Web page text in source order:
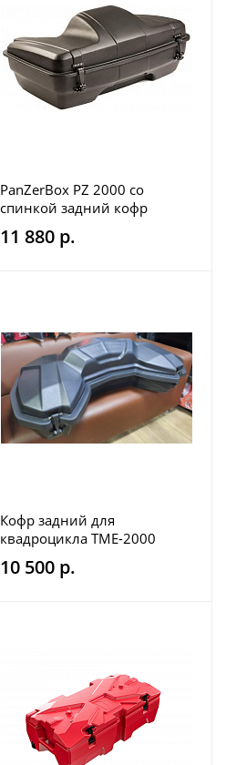
PanZerBox PZ 2000 со
спинкой задний кофр
квадроцикла
11 880 р.
Кофр задний для
квадроцикла TME-2000
Gorilla Trailer
10 500 р.